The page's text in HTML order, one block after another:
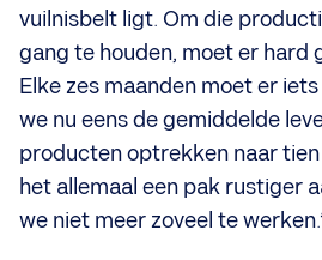
vuilnisbelt ligt. Om die
gang te houden, moet er hard
Elke zes maanden moet er
we nu eens de gemiddelde
producten optrekken naar tien
het allemaal een pak rustiger
we niet meer zoveel te